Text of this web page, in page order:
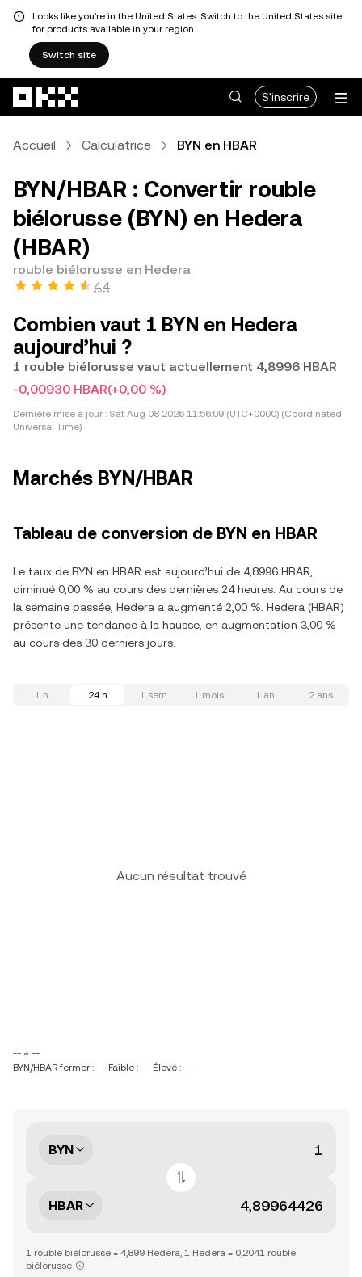
Looks like you're in the United States. Switch to the United States site
for products available in your region.
Switch site
S'inscrire
Accueil Calculatrice BYN en HBAR
BYN/HBAR : Convertir rouble
biélorusse (BYN) en Hedera
(HBAR)
rouble biélorusse en Hedera
4,4
Combien vaut 1 BYN en Hedera
aujourd’hui ?
1 rouble biélorusse vaut actuellement 4,8996 HBAR
-0,00930 HBAR(+0,00 %)
Dernière mise à jour : Sat Aug 08 2026 11:56:09 (UTC+0000) (Coordinated
Universal Time)
Marchés BYN/HBAR
Tableau de conversion de BYN en HBAR
Le taux de BYN en HBAR est aujourd’hui de 4,8996 HBAR,
diminué 0,00 % au cours des dernières 24 heures. Au cours de
la semaine passée, Hedera a augmenté 2,00 %. Hedera (HBAR)
présente une tendance à la hausse, en augmentation 3,00 %
au cours des 30 derniers jours.
1 h 24 h 1 sem 1 mois 1 an 2 ans
Aucun résultat trouvé
-- ~ --
BYN/HBAR fermer : -- Faible : -- Élevé : --
BYN
HBAR
1 rouble biélorusse = 4,899 Hedera, 1 Hedera = 0,2041 rouble
biélorusse